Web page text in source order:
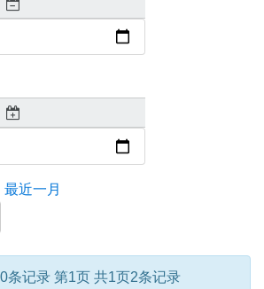
最近一月
条记录 第1页 共1页2条记录